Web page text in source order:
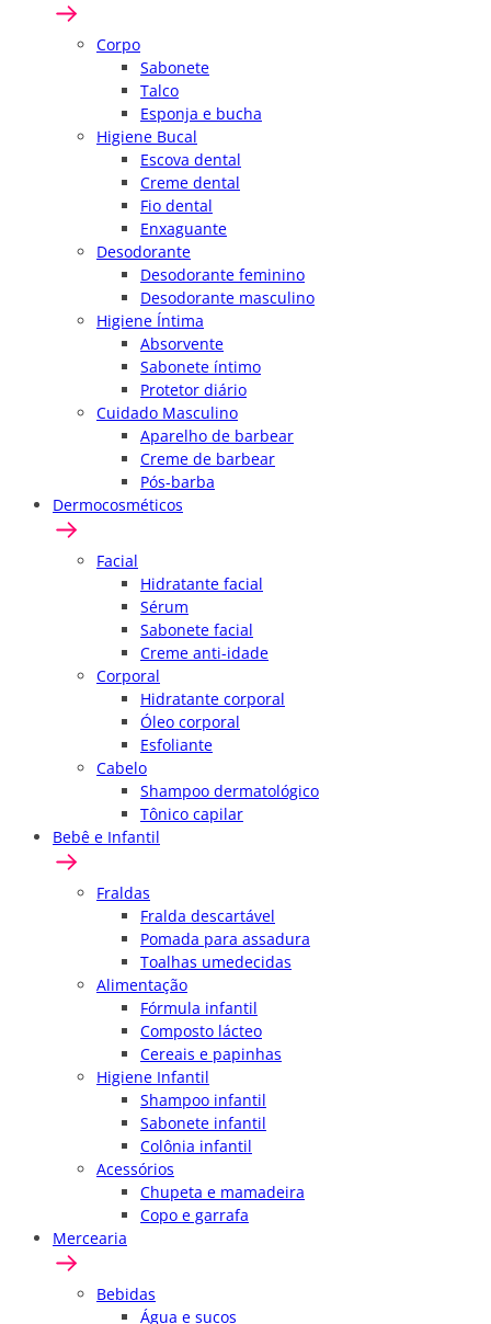
Corpo
Sabonete
Talco
Esponja e bucha
Higiene Bucal
Escova dental
Creme dental
Fio dental
Enxaguante
Desodorante
Desodorante feminino
Desodorante masculino
Higiene Íntima
Absorvente
Sabonete íntimo
Protetor diário
Cuidado Masculino
Aparelho de barbear
Creme de barbear
Pós-barba
Dermocosméticos
Facial
Hidratante facial
Sérum
Sabonete facial
Creme anti-idade
Corporal
Hidratante corporal
Óleo corporal
Esfoliante
Cabelo
Shampoo dermatológico
Tônico capilar
Bebê e Infantil
Fraldas
Fralda descartável
Pomada para assadura
Toalhas umedecidas
Alimentação
Fórmula infantil
Composto lácteo
Cereais e papinhas
Higiene Infantil
Shampoo infantil
Sabonete infantil
Colônia infantil
Acessórios
Chupeta e mamadeira
Copo e garrafa
Mercearia
Bebidas
Água e sucos